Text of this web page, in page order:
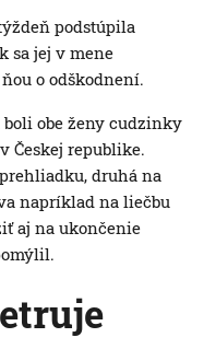
podstúpila
sa jej v mene
o odškodnení.
obe ženy cudzinky
Českej republike.
druhá na
napríklad na liečbu
aj na ukončenie